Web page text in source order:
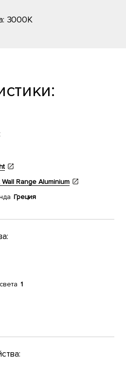
3000K
Range Aluminium
Греция
1